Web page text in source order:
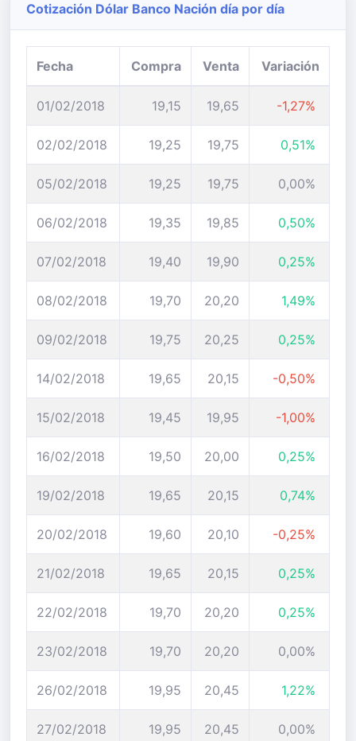
Cotización Dólar Banco Nación día por día
Fecha Compra Venta Variación
01/02/2018 19,15 19,65 -1,27%
02/02/2018 19,25 19,75 0,51%
05/02/2018 19,25 19,75 0,00%
06/02/2018 19,35 19,85 0,50%
07/02/2018 19,40 19,90 0,25%
08/02/2018 19,70 20,20 1,49%
09/02/2018 19,75 20,25 0,25%
14/02/2018 19,65 20,15 -0,50%
15/02/2018 19,45 19,95 -1,00%
16/02/2018 19,50 20,00 0,25%
19/02/2018 19,65 20,15 0,74%
20/02/2018 19,60 20,10 -0,25%
21/02/2018 19,65 20,15 0,25%
22/02/2018 19,70 20,20 0,25%
23/02/2018 19,70 20,20 0,00%
26/02/2018 19,95 20,45 1,22%
27/02/2018 19,95 20,45 0,00%